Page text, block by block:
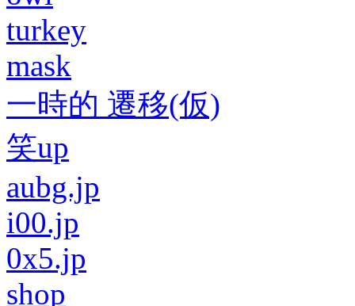
turkey
mask
一時的 遷移(仮)
笑up
aubg.jp
i00.jp
0x5.jp
shop